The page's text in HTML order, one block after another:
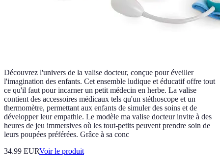
Découvrez l'univers de la valise docteur, conçue pour éveiller
l'imagination des enfants. Cet ensemble ludique et éducatif offre tout
ce qu'il faut pour incarner un petit médecin en herbe. La valise
contient des accessoires médicaux tels qu'un stéthoscope et un
thermomètre, permettant aux enfants de simuler des soins et de
développer leur empathie. Le modèle ma valise docteur invite à des
heures de jeu immersives où les tout-petits peuvent prendre soin de
leurs poupées préférées. Grâce à sa conc
34.99 EURVoir le produit